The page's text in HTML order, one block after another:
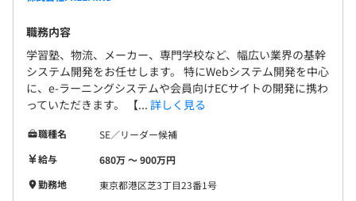
職務内容
学習塾、物流、メーカー、専門学校など、幅広い業界の基幹
システム開発をお任せします。 特にWebシステム開発を中心
に、e-ラーニングシステムや会員向けECサイトの開発に携わ
っていただきます。 【... 詳しく見る
職種名
SE／リーダー候補
給与
680万 〜 900万円
勤務地
東京都港区芝3丁目23番1号